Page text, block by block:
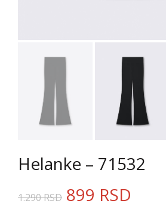
Helanke – 71532
1.290RSD 899 RSD